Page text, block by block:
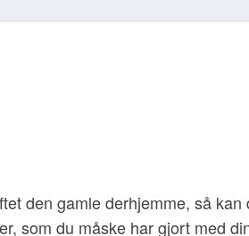
den gamle derhjemme, så
som du måske har gjort med